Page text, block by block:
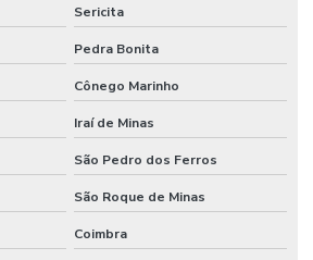
Sericita
Pedra Bonita
Cônego Marinho
Iraí de Minas
São Pedro dos Ferros
São Roque de Minas
Coimbra